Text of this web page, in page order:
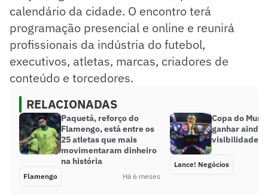
calendário da cidade. O encontro terá
programação presencial e online e reunirá
profissionais da indústria do futebol,
executivos, atletas, marcas, criadores de
conteúdo e torcedores.
RELACIONADAS
Paquetá, reforço do
Flamengo, está entre os
25 atletas que mais
movimentaram dinheiro
na história
Flamengo Há 6 meses
Copa do
ganhar ainda
visibilidade;
Lance! Negócios